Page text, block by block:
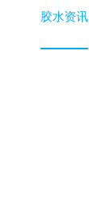
胶水资讯